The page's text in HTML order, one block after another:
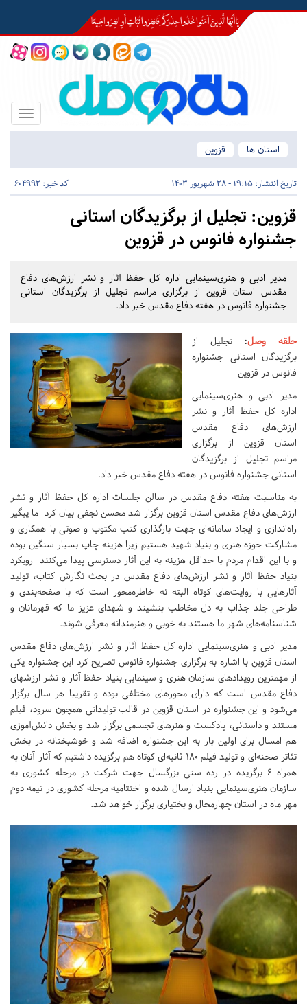
Toggle
استان ها
قزوین
تاریخ انتشار: 19:15 - 28 شهریور 1403 کد خبر: 604992
قزوین: تجلیل از برگزیدگان استانی
جشنواره فانوس در قزوین
مدیر ادبی و هنری‌سینمایی اداره کل حفظ آثار و نشر ارزش‌های دفاع
مقدس استان قزوین از برگزاری مراسم تجلیل از برگزیدگان استانی
جشنواره فانوس در هفته دفاع مقدس خبر داد.
حلقه وصل:تجلیل از
برگزیدگان استانی جشنواره
فانوس در قزوین
مدیر ادبی و هنری‌سینمایی
اداره کل حفظ آثار و نشر
ارزش‌های دفاع مقدس
استان قزوین از برگزاری
مراسم تجلیل از برگزیدگان
استانی جشنواره فانوس در هفته دفاع مقدس خبر داد.
به مناسبت هفته دفاع مقدس در سالن جلسات اداره کل حفظ آثار و نشر
ارزش‌های دفاع مقدس استان قزوین برگزار شد محسن نجفی بیان کرد ما پیگیر
راه‌اندازی و ایجاد سامانه‌ای جهت بارگذاری کتب مکتوب و صوتی با همکاری و
مشارکت حوزه هنری و بنیاد شهید هستیم زیرا هزینه چاپ بسیار سنگین بوده
و با این اقدام مردم با حداقل هزینه به این آثار دسترسی پیدا می‌کنند رویکرد
بنیاد حفظ آثار و نشر ارزش‌های دفاع مقدس در بحث نگارش کتاب، تولید
آثار‌هایی با روایت‌های کوتاه البته نه خاطره‌محور است که با صفحه‌بندی و
طراحی جلد جذاب به دل مخاطب بنشیند و شهدای عزیز ما که قهرمانان و
شناسنامه‌های شهر ما هستند به خوبی و هنرمندانه معرفی شوند.
مدیر ادبی و هنری‌سینمایی اداره کل حفظ آثار و نشر ارزش‌های دفاع مقدس
استان قزوین با اشاره به برگزاری جشنواره فانوس تصریح کرد این جشنواره یکی
از مهمترین رویدادهای سازمان هنری و سینمایی بنیاد حفظ آثار و نشر ارزشهای
دفاع مقدس است که دارای محورهای مختلفی بوده و تقریبا هر سال برگزار
می‌شود و این جشنواره در استان قزوین در قالب تولیداتی همچون سرود، فیلم
مستند و داستانی، پادکست و هنرهای تجسمی برگزار شد و بخش دانش‌آموزی
هم امسال برای اولین بار به این جشنواره اضافه شد و خوشبختانه در بخش
تئاتر صحنه‌ای و تولید فیلم ۱۸۰ ثانیه‌ای کوتاه هم برگزیده داشتیم که آثار آنان به
همراه ۶ برگزیده در رده سنی بزرگسال جهت شرکت در مرحله کشوری به
سازمان هنری‌سینمایی بنیاد ارسال شده و اختتامیه مرحله کشوری در نیمه دوم
مهر ماه در استان چهارمحال و بختیاری برگزار خواهد شد.